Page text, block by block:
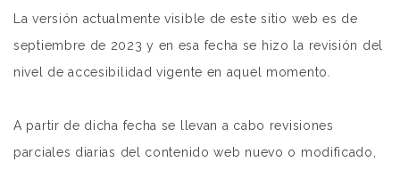
La versión actualmente visible de este sitio web es de
septiembre de 2023 y en esa fecha se hizo la revisión del
nivel de accesibilidad vigente en aquel momento.
A partir de dicha fecha se llevan a cabo revisiones
parciales diarias del contenido web nuevo o modificado,